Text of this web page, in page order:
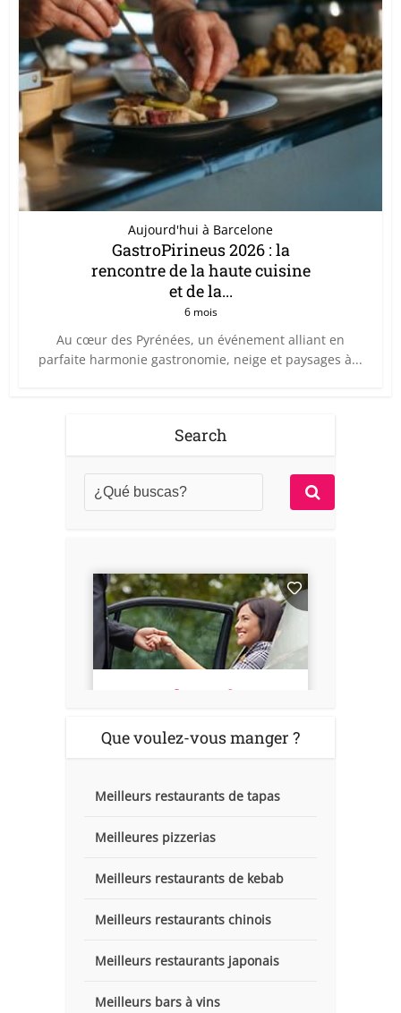
Aujourd'hui à Barcelone
GastroPirineus 2026 : la
rencontre de la haute cuisine
et de la...
6 mois
Au cœur des Pyrénées, un événement alliant en
parfaite harmonie gastronomie, neige et paysages à...
Search
Que voulez-vous manger ?
Meilleurs restaurants de tapas
Meilleures pizzerias
Meilleurs restaurants de kebab
Meilleurs restaurants chinois
Meilleurs restaurants japonais
Meilleurs bars à vins